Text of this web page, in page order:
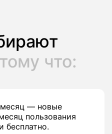
что:
— новые
пользования
бесплатно.